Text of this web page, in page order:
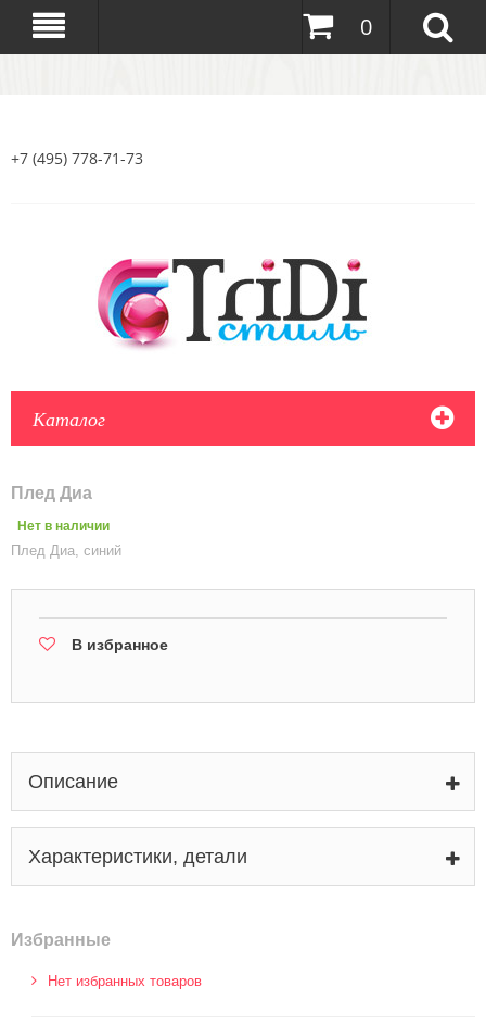
0
+7 (495) 778-71-73
Каталог
Плед Диа
Нет в наличии
Плед Диа, синий
В избранное
Описание
Характеристики, детали
Избранные
Нет избранных товаров